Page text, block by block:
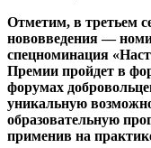
Отметим, в третьем
нововведения —
спецноминация
Премии пройдет в
форумах
уникальную
образовательную
применив на